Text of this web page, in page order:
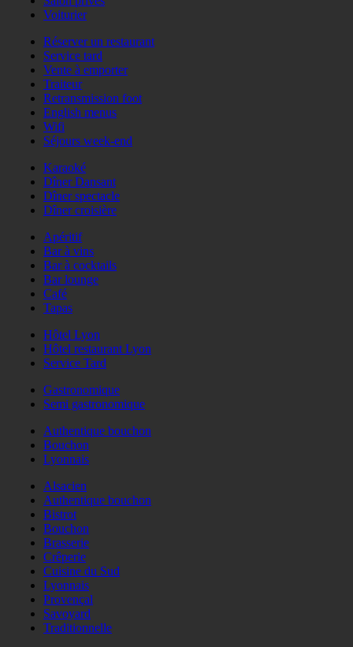
Voiturier
Réserver un restaurant
Service tard
Vente à emporter
Traiteur
Retransmission foot
English menus
Wifi
Séjours week-end
Karaoké
Dîner Dansant
Dîner spectacle
Dîner croisière
Apéritif
Bar à vins
Bar à cocktails
Bar lounge
Café
Tapas
Hôtel Lyon
Hôtel restaurant Lyon
Service Tard
Gastronomique
Semi gastronomique
Authentique bouchon
Bouchon
Lyonnais
Alsacien
Authentique bouchon
Bistrot
Bouchon
Brasserie
Crêperie
Cuisine du Sud
Lyonnais
Provençal
Savoyard
Traditionnelle